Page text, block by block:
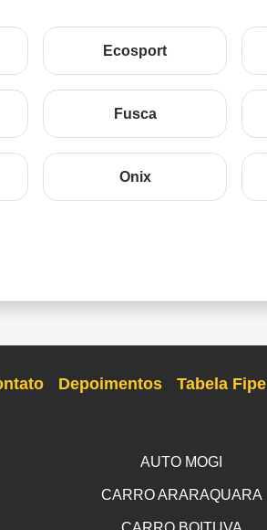
Ecosport
Fusca
Onix
Depoimentos Tabela Fipe
AUTO MOGI
CARRO ARARAQUARA